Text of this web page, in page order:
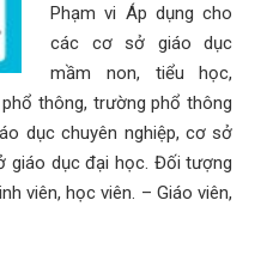
Phạm vi Áp dụng cho
các cơ sở giáo dục
mầm non, tiểu học,
thông, trường phổ thông
dục chuyên nghiệp, cơ sở
giáo dục đại học. Đối tượng
viên, học viên. – Giáo viên,